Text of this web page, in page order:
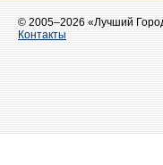
© 2005–2026 «Лучший
Контакты